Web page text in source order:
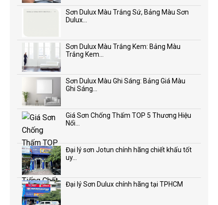
Sơn Dulux Màu Trắng Sứ, Bảng Màu Sơn
Dulux...
Sơn Dulux Màu Trắng Kem: Bảng Màu
Trắng Kem...
Sơn Dulux Màu Ghi Sáng: Bảng Giá Màu
Ghi Sáng...
Giá Sơn Chống Thấm TOP 5 Thương Hiệu
Nổi...
Đại lý sơn Jotun chính hãng chiết khấu tốt
uy...
Đại lý Sơn Dulux chính hãng tại TPHCM